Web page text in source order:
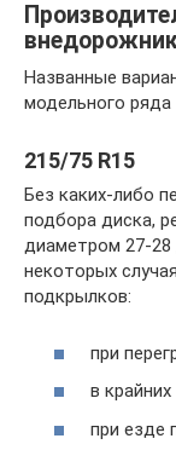
Названные
модельного
215/75 R15
Без каких-либо
подбора диска,
диаметром 27-
некоторых
подкрылков:
при
в
при езде